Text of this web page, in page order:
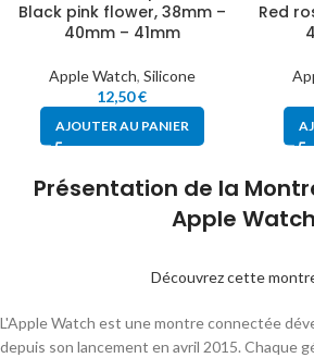
Black pink flower, 38mm –
40mm – 41mm
Apple Watch, Silicone
12,50€
AJOUTER AU PANIER
Red
Présentation de la
Apple Watch
Découvrez cette
L'Apple Watch est une montre connectée
depuis son lancement en avril 2015. Chaque